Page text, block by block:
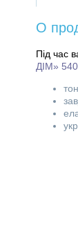
О
Під час
ДІМ» 540